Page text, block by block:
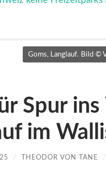
Goms, Langlauf. Bild ©
Spur
im
/ THEODOR VON TANE /